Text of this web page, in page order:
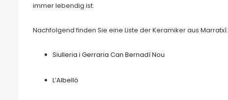
immer lebendig ist.
Nachfolgend finden Sie eine Liste der Keramiker aus Marratxí:
Siulleria i Gerraria Can Bernadí Nou
L’Albelló